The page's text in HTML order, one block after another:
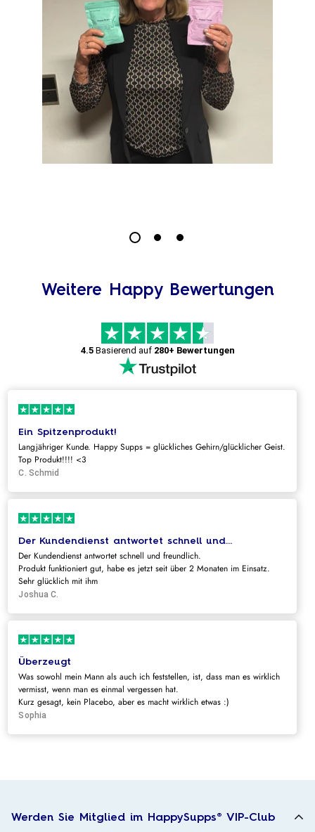
Weitere Happy Bewertungen
4.5 Basierend auf 280+ Bewertungen
Ein Spitzenprodukt!
Langjähriger Kunde. Happy Supps = glückliches Gehirn/glücklicher Geist.
Top Produkt!!!! <3
C. Schmid
Der Kundendienst antwortet schnell und...
Der Kundendienst antwortet schnell und freundlich.
Produkt funktioniert gut, habe es jetzt seit über 2 Monaten im Einsatz.
Sehr glücklich mit ihm
Joshua C.
Überzeugt
Was sowohl mein Mann als auch ich feststellen, ist, dass man es wirklich
vermisst, wenn man es einmal vergessen hat.
Kurz gesagt, kein Placebo, aber es macht wirklich etwas :)
Sophia
Werden Sie Mitglied im HappySupps® VIP-Club